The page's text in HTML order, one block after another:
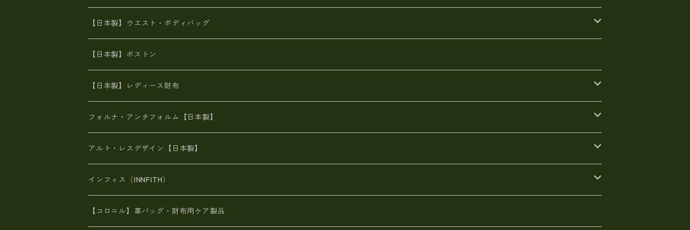
豊岡製
Ａ3サイズ
オイルレザー
エナメル
がま口
リネン
メタリック
スエード
6号蝋引き帆布
火山灰染めバッグ
8号帆布
財布ポシェット
牛革
メタリック
オイルレザー
６号蝋引き帆布
豊岡製品
エナメルクロコ
がま口
斜め掛け
帆布
豊岡
豊岡製
牛革
日本製
【日本製】ウエスト・ボディバッグ
帆布
【日本製】ボストン
【日本製】レディース財布
二つ折り財布
がま口財布
スペインレザー
長財布
スペインレザー
佐賀牛革
L字ファスナー財布
スペインレザー
ポーチ
フォルナ・アンチフォルム【日本製】
BAG
財布・小物
アルト・レスデザイン【日本製】
BAG
財布・小物
インフィス（INNFITH）
BAG
【コロニル】革バッグ・財布用ケア製品